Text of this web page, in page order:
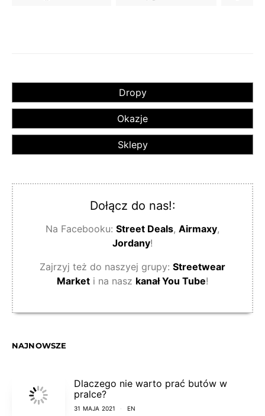
Dropy
Okazje
Sklepy
Dołącz do nas!:
Na Facebooku: Street Deals, Airmaxy,
Jordany!
Zajrzyj też do naszyej grupy: Streetwear
Market i na nasz kanał You Tube!
NAJNOWSZE
Dlaczego nie warto prać butów w
pralce?
31 MAJA 2021 EN